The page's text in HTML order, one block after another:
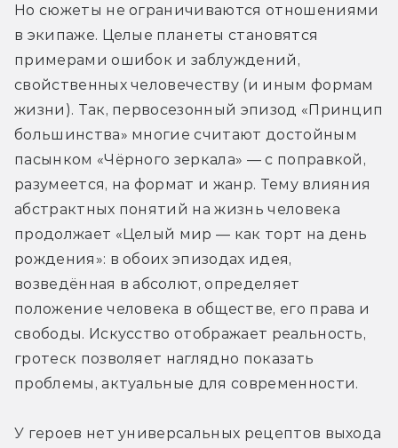
Но сюжеты не ограничиваются отношениями
в экипаже. Целые планеты становятся
примерами ошибок и заблуждений,
свойственных человечеству (и иным формам
жизни). Так, первосезонный эпизод «Принцип
большинства» многие считают достойным
пасынком «Чёрного зеркала» — с поправкой,
разумеется, на формат и жанр. Тему влияния
абстрактных понятий на жизнь человека
продолжает «Целый мир — как торт на день
рождения»: в обоих эпизодах идея,
возведённая в абсолют, определяет
положение человека в обществе, его права и
свободы. Искусство отображает реальность,
гротеск позволяет наглядно показать
проблемы, актуальные для современности.
У героев нет универсальных рецептов выхода